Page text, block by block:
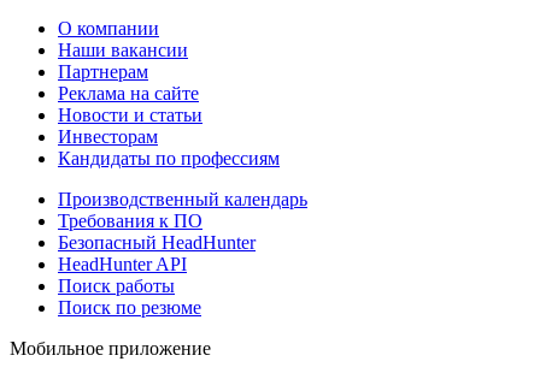
О компании
Наши вакансии
Партнерам
Реклама на сайте
Новости и статьи
Инвесторам
Кандидаты по профессиям
Производственный календарь
Требования к ПО
Безопасный HeadHunter
HeadHunter API
Поиск работы
Поиск по резюме
Мобильное приложение